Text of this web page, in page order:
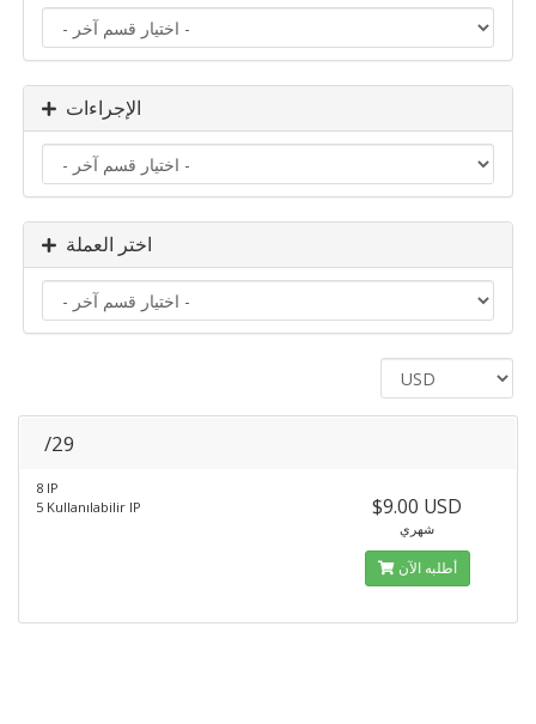
الإجراءات
اختر العملة
/29
8 IP
5 Kullanılabilir IP
$9.00 USD
شهري
أطلبه الآن